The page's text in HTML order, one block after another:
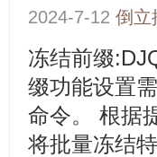
2024-7-12 倒立
冻结前缀
缀功能设置
命令。 根据
将批量冻结